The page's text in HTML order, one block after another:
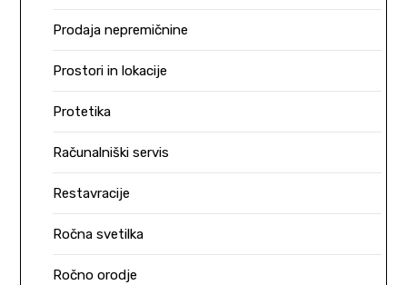
Prodaja nepremičnine
Prostori in lokacije
Protetika
Računalniški servis
Restavracije
Ročna svetilka
Ročno orodje